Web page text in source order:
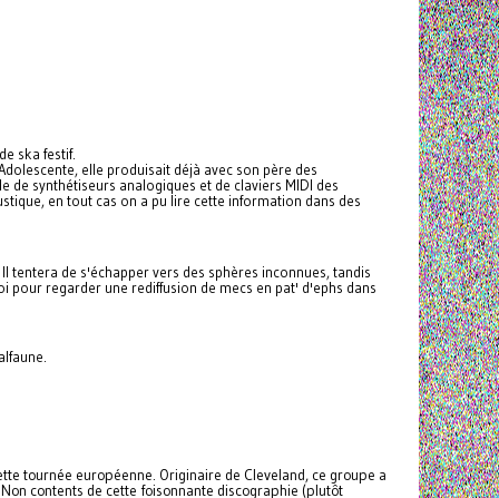
ska festif.
elle produisait déjà avec son père des
synthétiseurs analogiques et de claviers MIDI des
en tout cas on a pu lire cette information dans des
de s'échapper vers des sphères inconnues, tandis
pour regarder une rediffusion de mecs en pat' d'ephs dans
tournée européenne. Originaire de Cleveland, ce groupe a
contents de cette foisonnante discographie (plutôt